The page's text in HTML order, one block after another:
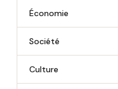
Économie
Société
Culture